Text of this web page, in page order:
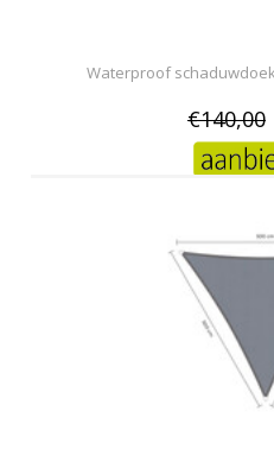
Waterproof
€140,00